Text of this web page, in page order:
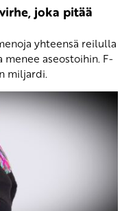
joka pitää
yhteensä reilulla
aseostoihin. F-
miljardi.